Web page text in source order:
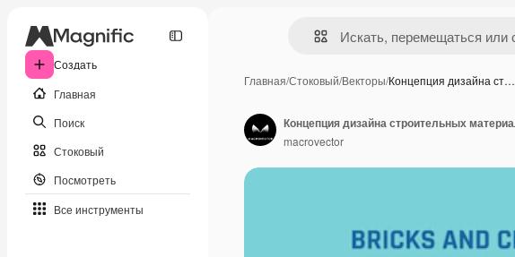
Создать
Главная
Поиск
Стоковый
Посмотреть
Все инструменты
Главная/Стоковый/Векторы/Концепция дизайна ст…
macrovector